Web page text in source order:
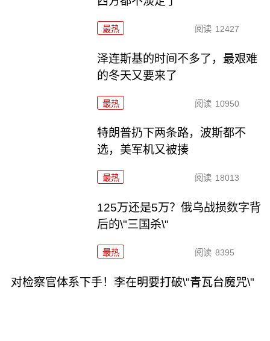
最热 阅读 12427
泽连斯基的时间不多了，最艰难
的冬天又要来了
最热 阅读 10950
特朗普扔下两条路，波斯都不
选，美军机又被揍
最热 阅读 18013
125万还是5万？俄乌战损数字背
后的\"三国杀\"
最热 阅读 8395
对检察官体系下手！李在明要打破\"青瓦台魔咒\"